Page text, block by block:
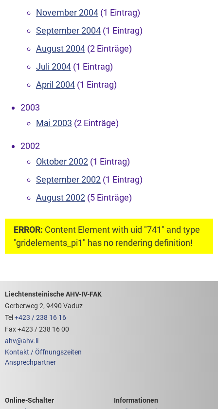
November 2004 (1 Eintrag)
September 2004 (1 Eintrag)
August 2004 (2 Einträge)
Juli 2004 (1 Eintrag)
April 2004 (1 Eintrag)
2003
Mai 2003 (2 Einträge)
2002
Oktober 2002 (1 Eintrag)
September 2002 (1 Eintrag)
August 2002 (5 Einträge)
ERROR: Content Element with uid "741" and type
"gridelements_pi1" has no rendering definition!
Footerbereich mit hilfreichen Links
Liechtensteinische AHV-IV-FAK
Gerberweg 2, 9490 Vaduz
Tel +423 / 238 16 16
Fax +423 / 238 16 00
ahv@ahv. li
Kontakt / Öffnungszeiten
Ansprechpartner
Links zum
Online-Schalter
Links zu weiteren
Informationen